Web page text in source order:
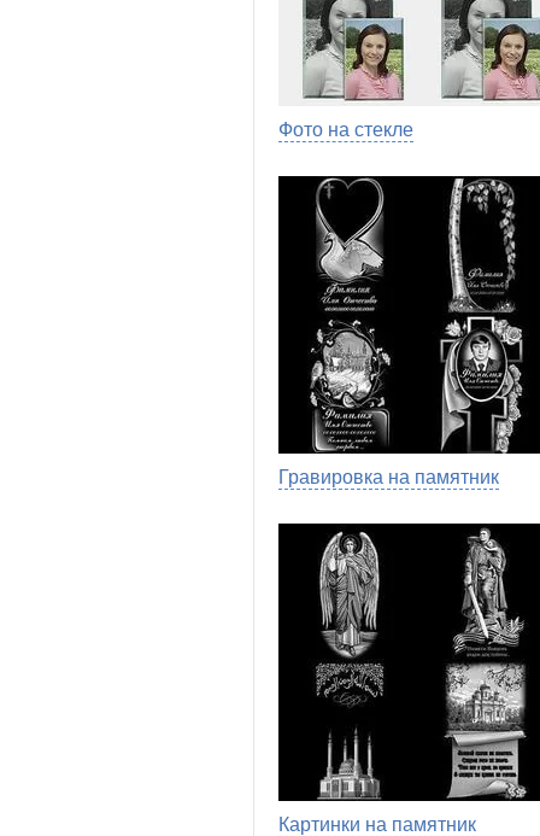
Фото на стекле
Гравировка на памятник
Картинки на памятник